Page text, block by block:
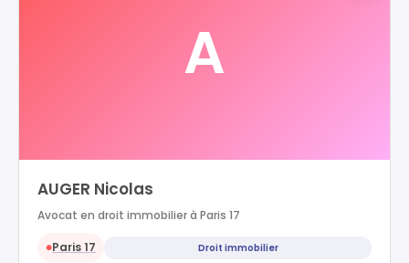
A
AUGER Nicolas
Avocat en droit immobilier à Paris 17
●Paris 17 Droit immobilier